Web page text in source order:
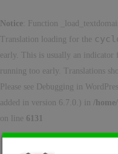
Notice : Function
Translation loading for the
early. This is usually an indicator
running too early. Translations
Please see
Debugging in
added in version 6.7.0.) in /
on line 6131